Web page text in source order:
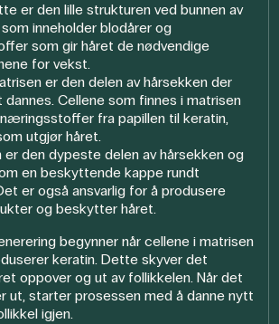
er den lille strukturen ved bunnen av
inneholder blodårer og
som gir håret de nødvendige
for vekst.
er den delen av hårsekken der
dannes. Cellene som finnes i matrisen
fra papillen til keratin,
utgjør håret.
er den dypeste delen av hårsekken og
en beskyttende kappe rundt
er også ansvarlig for å produsere
og beskytter håret.
begynner når cellene i matrisen
keratin. Dette skyver det
oppover og ut av follikkelen. Når det
ut, starter prosessen med å danne nytt
igjen.